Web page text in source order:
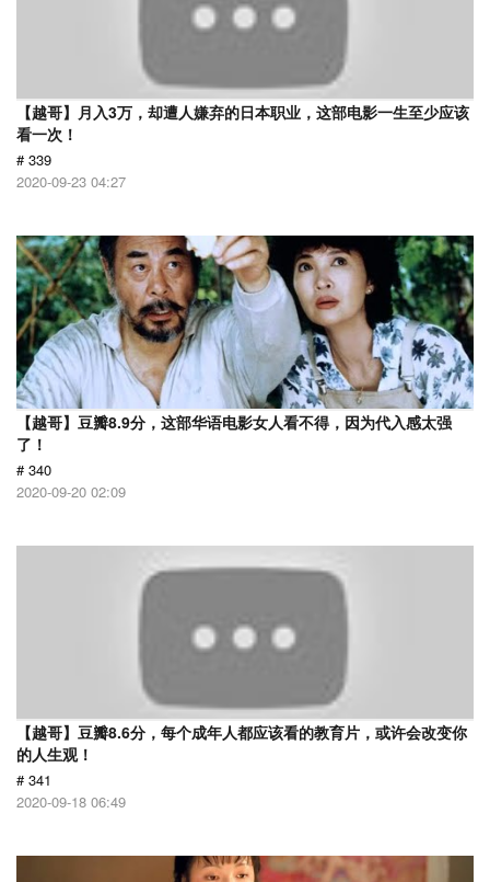
【越哥】月入3万，却遭人嫌弃的日本职业，这部电影一生至少应该
看一次！
# 339
2020-09-23 04:27
【越哥】豆瓣8.9分，这部华语电影女人看不得，因为代入感太强
了！
# 340
2020-09-20 02:09
【越哥】豆瓣8.6分，每个成年人都应该看的教育片，或许会改变你
的人生观！
# 341
2020-09-18 06:49